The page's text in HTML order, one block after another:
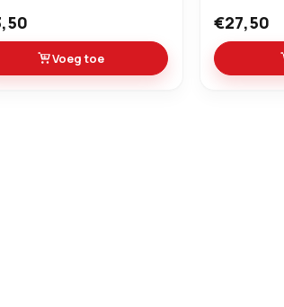
Voeg toe
€27,50